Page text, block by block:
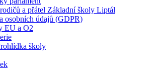
a přátel Základní školy Liptál
osobních údajů (GDPR)
EU a O2
školy